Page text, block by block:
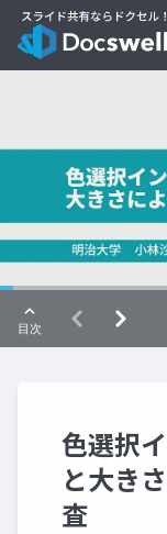
色選択
と大き
査